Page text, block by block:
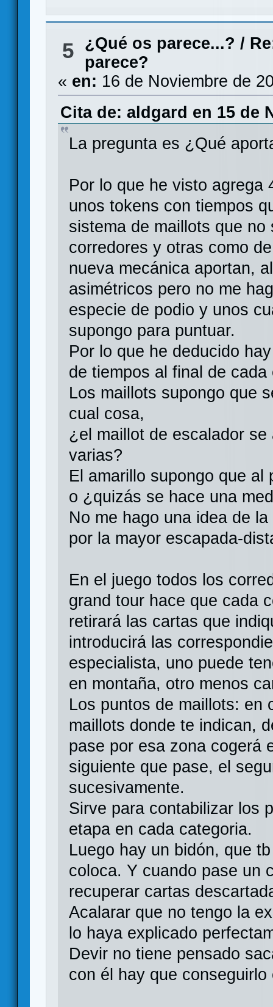
5 ¿Qué os parece...? /
parece?
« en: 16 de Noviembre de
Cita de: aldgard en 15 de
La pregunta es ¿Qué
Por lo que he visto
unos tokens con tiempos
sistema de maillots que
corredores y otras como
nueva mecánica aportan,
asimétricos pero no me
especie de podio y unos
supongo para puntuar.
Por lo que he deducido
de tiempos al final de cada
Los maillots supongo que
cual cosa,
¿el maillot de escalador
varias?
El amarillo supongo que
o ¿quizás se hace una
No me hago una idea de
por la mayor escapada-
En el juego todos los
grand tour hace que cada
retirará las cartas que
introducirá las
especialista, uno puede
en montaña, otro menos
Los puntos de maillots: en
maillots donde te indican,
pase por esa zona cogerá
siguiente que pase, el
sucesivamente.
Sirve para contabilizar los
etapa en cada categoria.
Luego hay un bidón, que
coloca. Y cuando pase un
recuperar cartas
Acalarar que no tengo la
lo haya explicado
Devir no tiene pensado
con él hay que conseguirlo